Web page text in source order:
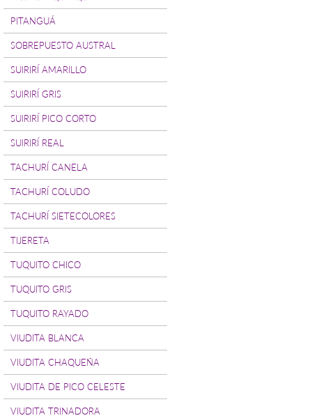
PITANGUÁ
SOBREPUESTO AUSTRAL
SUIRIRÍ AMARILLO
SUIRIRÍ GRIS
SUIRIRÍ PICO CORTO
SUIRIRÍ REAL
TACHURÍ CANELA
TACHURÍ COLUDO
TACHURÍ SIETECOLORES
TIJERETA
TUQUITO CHICO
TUQUITO GRIS
TUQUITO RAYADO
VIUDITA BLANCA
VIUDITA CHAQUEÑA
VIUDITA DE PICO CELESTE
VIUDITA TRINADORA